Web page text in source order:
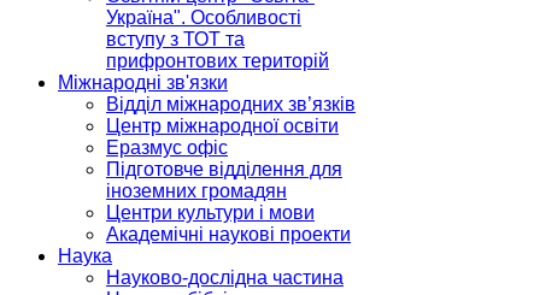
Україна". Особливості
вступу з ТОТ та
прифронтових територій
Міжнародні зв'язки
Відділ міжнародних зв’язків
Центр міжнародної освіти
Еразмус офіс
Підготовче відділення для
іноземних громадян
Центри культури і мови
Академічні наукові проекти
Наука
Науково-дослідна частина